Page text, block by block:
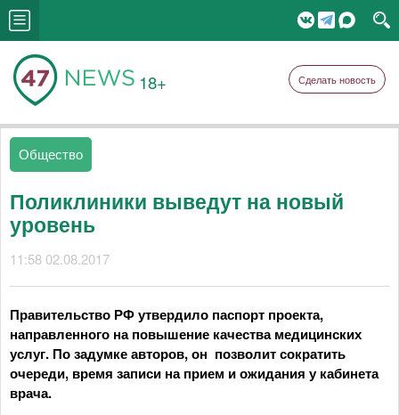
18+ Сделать новость
Общество
Поликлиники выведут на новый
уровень
11:58 02.08.2017
Правительство РФ утвердило паспорт проекта,
направленного на повышение качества медицинских
услуг. По задумке авторов, он позволит сократить
очереди, время записи на прием и ожидания у кабинета
врача.